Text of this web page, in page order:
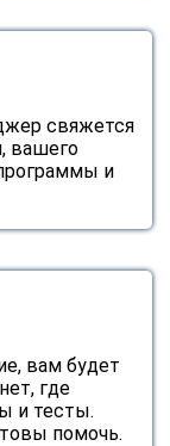
свяжется
вашего
и
вам будет
где
и тесты.
помочь.